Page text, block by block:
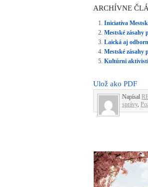
ARCHÍVNE
Iniciatíva
Mestské
Laická aj
Mestské
Kultúrni aktivisti
Ulož ako PDF
Napísal
správy,